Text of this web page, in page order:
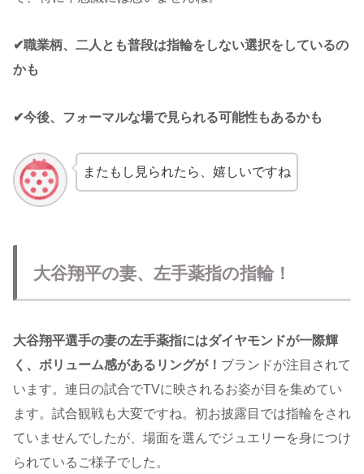
✔︎職業柄、二人とも普段は指輪をしない選択をしているの
かも
✔︎今後、フォーマルな場で見られる可能性もあるかも
またもし見られたら、嬉しいですね
大谷翔平の妻、左手薬指の指輪！
大谷翔平選手の妻の左手薬指にはダイヤモンドが一際輝
く、ボリューム感があるリングが！ ブランドが注目されて
います。連日の試合でTVに映されるお姿が目を集めてい
ます。試合観戦も大変ですね。初お披露目では指輪をされ
ていませんでしたが、場面を選んでジュエリーを身につけ
られているご様子でした。